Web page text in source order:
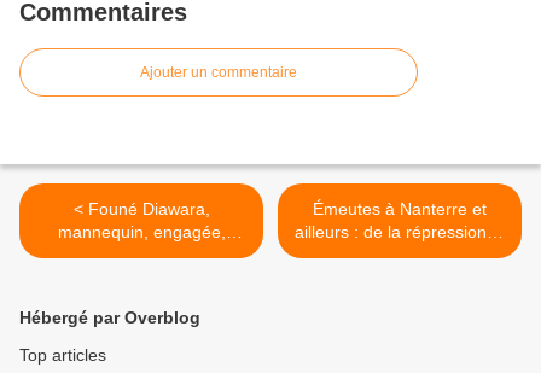
Commentaires
Ajouter un commentaire
< Founé Diawara,
mannequin, engagée,
hijabeuse, femme des
Émeutes à Nanterre et
ailleurs : de la répression et
vite ! >
Hébergé par Overblog
Top articles